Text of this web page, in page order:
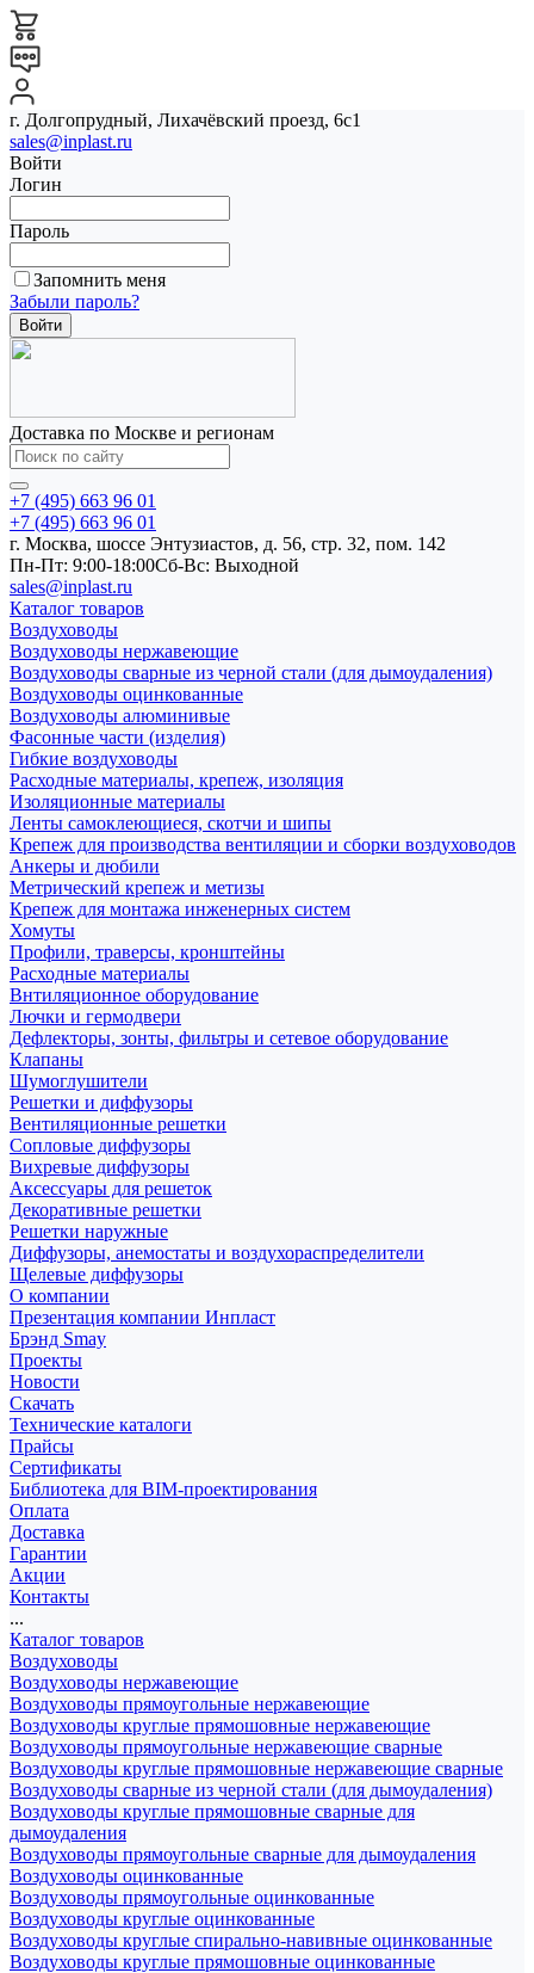
г. Долгопрудный, Лихачёвский проезд, 6с1
sales@inplast.ru
Войти
Логин
Пароль
Запомнить меня
Забыли пароль?
Доставка по Москве и регионам
+7 (495) 663 96 01
+7 (495) 663 96 01
г. Москва, шоссе Энтузиастов, д. 56, стр. 32, пом. 142
Пн-Пт: 9:00-18:00Cб-Вс: Выходной
sales@inplast.ru
Каталог товаров
Воздуховоды
Воздуховоды нержавеющие
Воздуховоды сварные из черной стали (для дымоудаления)
Воздуховоды оцинкованные
Воздуховоды алюминивые
Фасонные части (изделия)
Гибкие воздуховоды
Расходные материалы, крепеж, изоляция
Изоляционные материалы
Ленты самоклеющиеся, скотчи и шипы
Крепеж для производства вентиляции и сборки воздуховодов
Анкеры и дюбили
Метрический крепеж и метизы
Крепеж для монтажа инженерных систем
Хомуты
Профили, траверсы, кронштейны
Расходные материалы
Внтиляционное оборудование
Лючки и гермодвери
Дефлекторы, зонты, фильтры и сетевое оборудование
Клапаны
Шумоглушители
Решетки и диффузоры
Вентиляционные решетки
Сопловые диффузоры
Вихревые диффузоры
Аксессуары для решеток
Декоративные решетки
Решетки наружные
Диффузоры, анемостаты и воздухораспределители
Щелевые диффузоры
О компании
Презентация компании Инпласт
Брэнд Smay
Проекты
Новости
Скачать
Технические каталоги
Прайсы
Сертификаты
Библиотека для BIM-проектирования
Оплата
Доставка
Гарантии
Акции
Контакты
...
Каталог товаров
Воздуховоды
Воздуховоды нержавеющие
Воздуховоды прямоугольные нержавеющие
Воздуховоды круглые прямошовные нержавеющие
Воздуховоды прямоугольные нержавеющие сварные
Воздуховоды круглые прямошовные нержавеющие сварные
Воздуховоды сварные из черной стали (для дымоудаления)
Воздуховоды круглые прямошовные сварные для
дымоудаления
Воздуховоды прямоугольные сварные для дымоудаления
Воздуховоды оцинкованные
Воздуховоды прямоугольные оцинкованные
Воздуховоды круглые оцинкованные
Воздуховоды круглые спирально-навивные оцинкованные
Воздуховоды круглые прямошовные оцинкованные